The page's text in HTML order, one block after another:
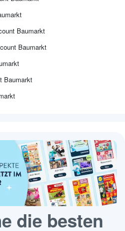
Baumarkt
Baumarkt
Baumarkt
die besten